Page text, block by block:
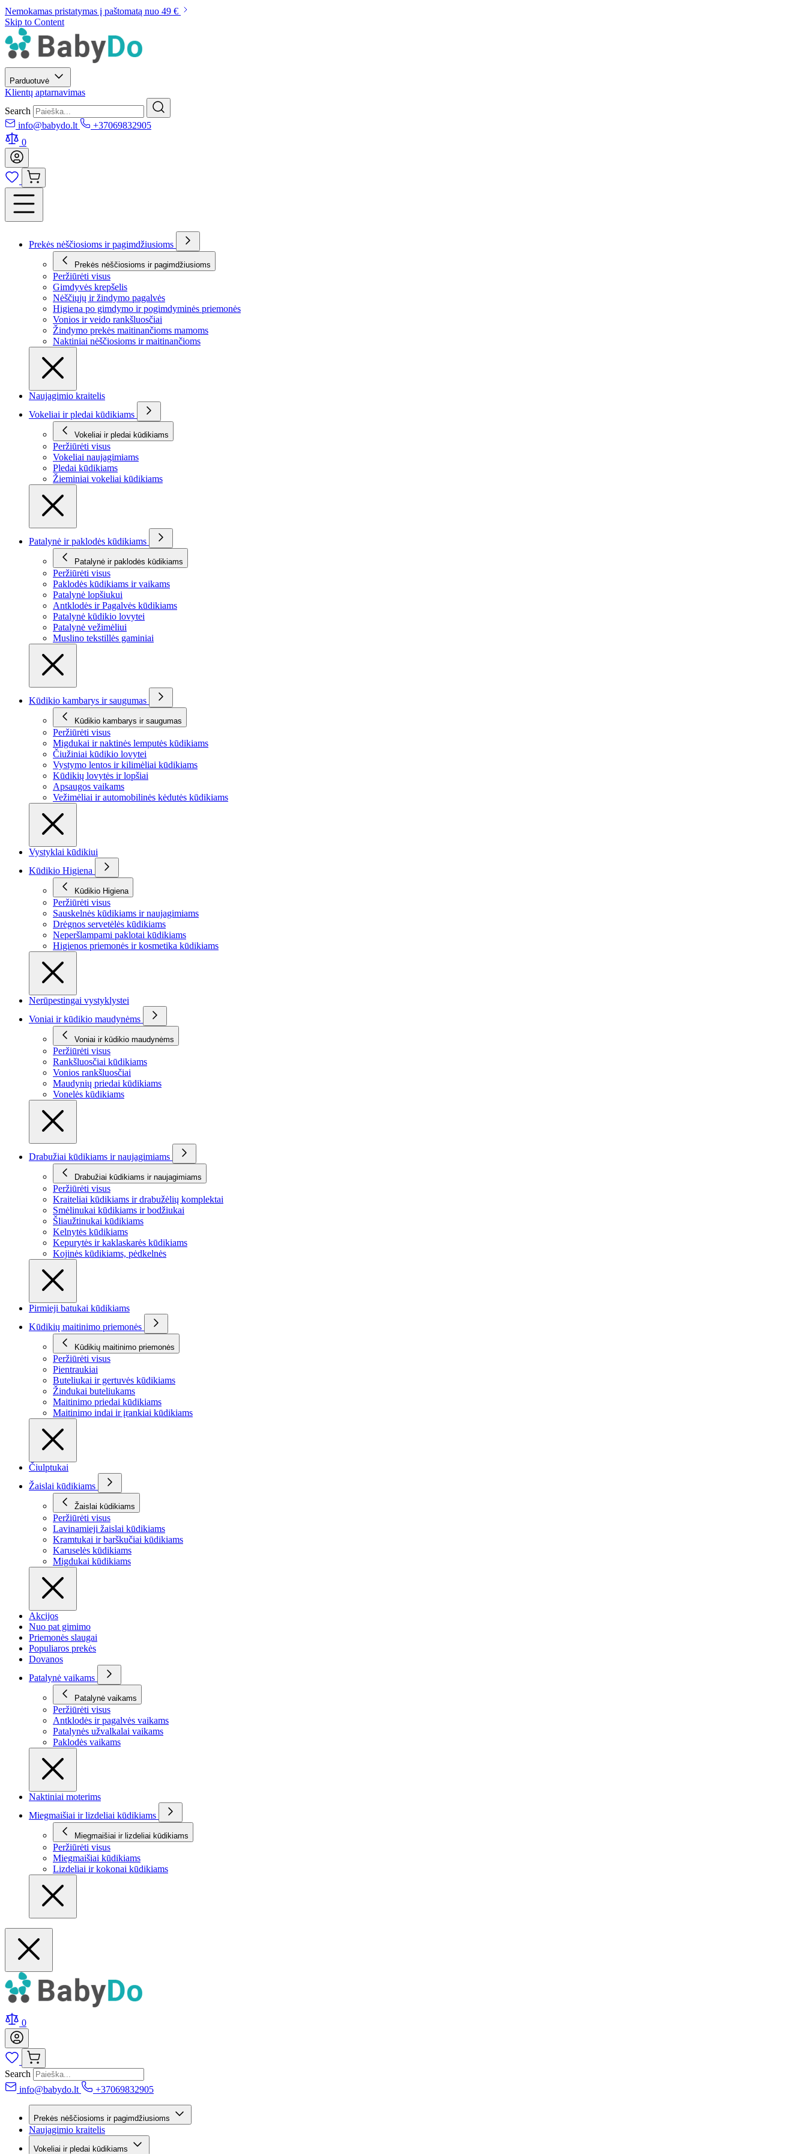
Nemokamas pristatymas į paštomatą nuo 49 €
Skip to Content
Parduotuvė
Klientų aptarnavimas
Search
info@babydo.lt
+37069832905
0
Prekės nėščiosioms ir pagimdžiusioms
Prekės nėščiosioms ir pagimdžiusioms
Peržiūrėti visus
Gimdyvės krepšelis
Nėščiųjų ir žindymo pagalvės
Higiena po gimdymo ir pogimdyminės priemonės
Vonios ir veido rankšluosčiai
Žindymo prekės maitinančioms mamoms
Naktiniai nėščiosioms ir maitinančioms
Naujagimio kraitelis
Vokeliai ir pledai kūdikiams
Vokeliai ir pledai kūdikiams
Peržiūrėti visus
Vokeliai naujagimiams
Pledai kūdikiams
Žieminiai vokeliai kūdikiams
Patalynė ir paklodės kūdikiams
Patalynė ir paklodės kūdikiams
Peržiūrėti visus
Paklodės kūdikiams ir vaikams
Patalynė lopšiukui
Antklodės ir Pagalvės kūdikiams
Patalynė kūdikio lovytei
Patalynė vežimėliui
Muslino tekstillės gaminiai
Kūdikio kambarys ir saugumas
Kūdikio kambarys ir saugumas
Peržiūrėti visus
Migdukai ir naktinės lemputės kūdikiams
Čiužiniai kūdikio lovytei
Vystymo lentos ir kilimėliai kūdikiams
Kūdikių lovytės ir lopšiai
Apsaugos vaikams
Vežimėliai ir automobilinės kėdutės kūdikiams
Vystyklai kūdikiui
Kūdikio Higiena
Kūdikio Higiena
Peržiūrėti visus
Sauskelnės kūdikiams ir naujagimiams
Drėgnos servetėlės kūdikiams
Neperšlampami paklotai kūdikiams
Higienos priemonės ir kosmetika kūdikiams
Nerūpestingai vystyklystei
Voniai ir kūdikio maudynėms
Voniai ir kūdikio maudynėms
Peržiūrėti visus
Rankšluosčiai kūdikiams
Vonios rankšluosčiai
Maudynių priedai kūdikiams
Vonelės kūdikiams
Drabužiai kūdikiams ir naujagimiams
Drabužiai kūdikiams ir naujagimiams
Peržiūrėti visus
Kraiteliai kūdikiams ir drabužėlių komplektai
Smėlinukai kūdikiams ir bodžiukai
Šliaužtinukai kūdikiams
Kelnytės kūdikiams
Kepurytės ir kaklaskarės kūdikiams
Kojinės kūdikiams, pėdkelnės
Pirmieji batukai kūdikiams
Kūdikių maitinimo priemonės
Kūdikių maitinimo priemonės
Peržiūrėti visus
Pientraukiai
Buteliukai ir gertuvės kūdikiams
Žindukai buteliukams
Maitinimo priedai kūdikiams
Maitinimo indai ir įrankiai kūdikiams
Čiulptukai
Žaislai kūdikiams
Žaislai kūdikiams
Peržiūrėti visus
Lavinamieji žaislai kūdikiams
Kramtukai ir barškučiai kūdikiams
Karuselės kūdikiams
Migdukai kūdikiams
Akcijos
Nuo pat gimimo
Priemonės slaugai
Populiaros prekės
Dovanos
Patalynė vaikams
Patalynė vaikams
Peržiūrėti visus
Antklodės ir pagalvės vaikams
Patalynės užvalkalai vaikams
Paklodės vaikams
Naktiniai moterims
Miegmaišiai ir lizdeliai kūdikiams
Miegmaišiai ir lizdeliai kūdikiams
Peržiūrėti visus
Miegmaišiai kūdikiams
Lizdeliai ir kokonai kūdikiams
0
Search
info@babydo.lt
+37069832905
Prekės nėščiosioms ir pagimdžiusioms
Naujagimio kraitelis
Vokeliai ir pledai kūdikiams